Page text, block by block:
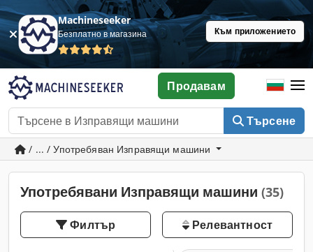
Machineseeker
Безплатно в магазина Към приложението
Търсене
Продавам
/ ... / Употребяван Изправящи машини
Употребявани Изправящи машини (35)
Филтър Релевантност